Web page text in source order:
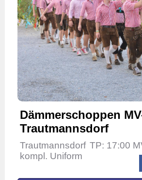
Dämmerschoppen
Trautmannsdorf
Trautmannsdorf TP: 17:00
kompl. Uniform